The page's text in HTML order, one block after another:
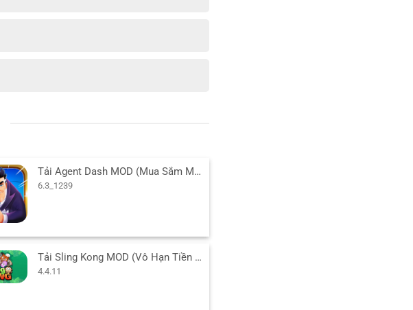
Tải Agent Dash MOD (Mua Sắm Miễn Phí) 6.3_1239 APK
6.3_1239
Tải Sling Kong MOD (Vô Hạn Tiền Vàng) 4.4.11 APK cho Android
4.4.11